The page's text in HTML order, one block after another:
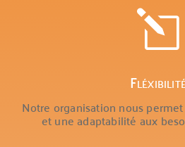
l
Notre organisation nous
et une adaptabilité aux